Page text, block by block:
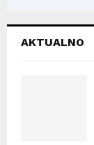
AKTUALNO